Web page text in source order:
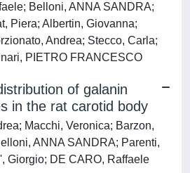
Belloni, ANNA SANDRA;
Piera; Albertin, Giovanna;
Andrea; Stecco, Carla;
PIETRO FRANCESCO
of galanin
in the rat carotid body
Macchi, Veronica; Barzon,
ANNA SANDRA; Parenti,
Giorgio; DE CARO, Raffaele